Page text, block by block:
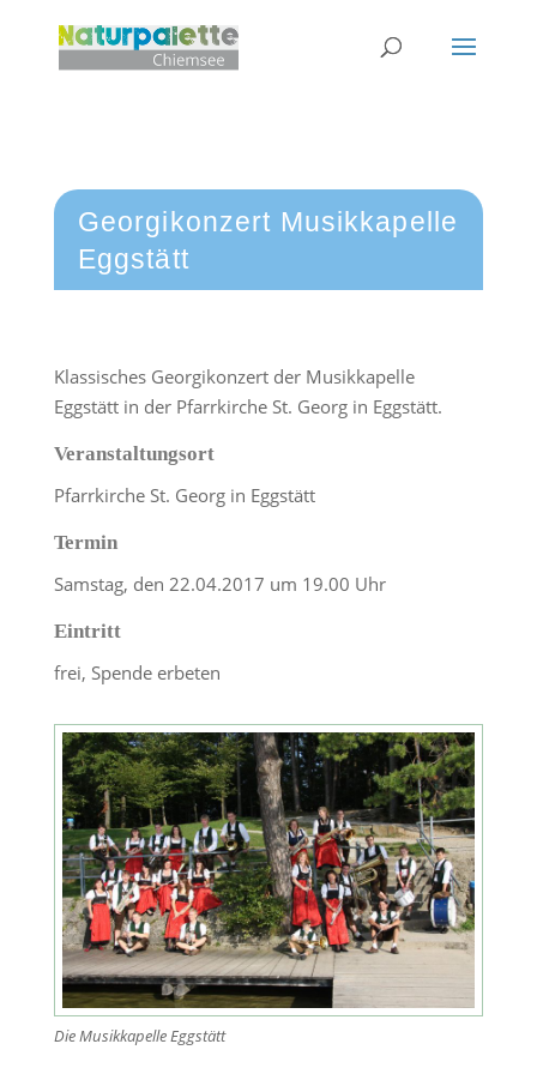
Georgikonzert Musikkapelle
Eggstätt
Klassisches Georgikonzert der Musikkapelle
Eggstätt in der Pfarrkirche St. Georg in Eggstätt.
Veranstaltungsort
Pfarrkirche St. Georg in Eggstätt
Termin
Samstag, den 22.04.2017 um 19.00 Uhr
Eintritt
frei, Spende erbeten
Die Musikkapelle Eggstätt